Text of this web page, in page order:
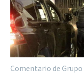
Comentario de Grupo